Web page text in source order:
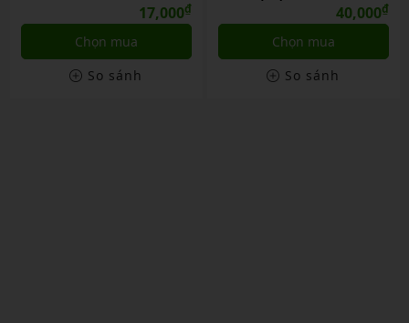
17,000₫
Chọn mua
So sánh
40,000₫
Chọn mua
So sánh